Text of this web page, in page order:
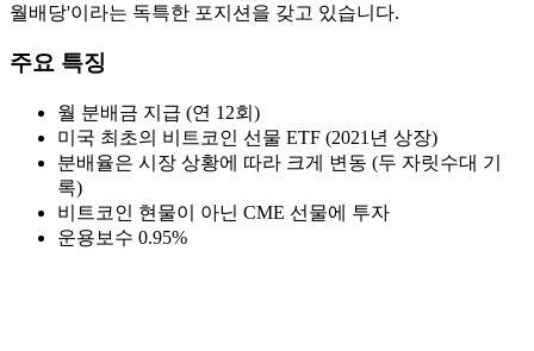
월배당'이라는 독특한 포지션을 갖고 있습니다.
주요 특징
월 분배금 지급 (연 12회)
미국 최초의 비트코인 선물 ETF (2021년 상장)
분배율은 시장 상황에 따라 크게 변동 (두 자릿수대 기
록)
비트코인 현물이 아닌 CME 선물에 투자
운용보수 0.95%